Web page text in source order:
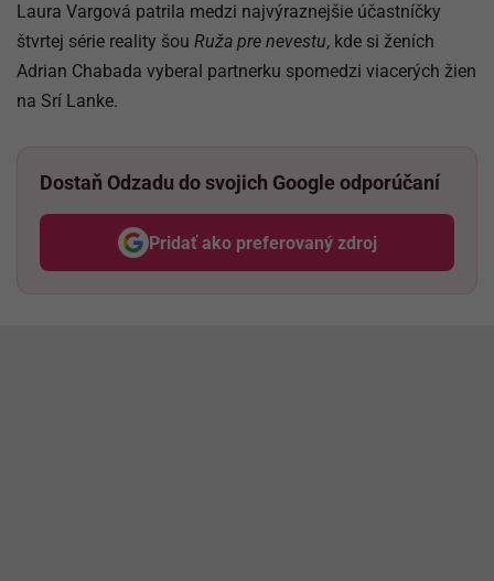
Laura Vargová patrila medzi najvýraznejšie účastníčky
štvrtej série reality šou Ruža pre nevestu, kde si ženích
Adrian Chabada vyberal partnerku spomedzi viacerých žien
na Srí Lanke.
Dostaň Odzadu do svojich Google odporúčaní
Pridať ako preferovaný zdroj
Odzadu, odkaz sa otvorí v